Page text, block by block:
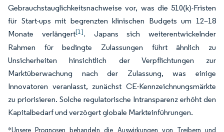
Gebrauchstauglichkeitsnachweise vor, was die 510(k)-Fristen
für Start-ups mit begrenzten klinischen Budgets um 12–18
Monate verlängert[1]. Japans sich weiterentwickelnder
Rahmen für bedingte Zulassungen führt ähnlich zu
Unsicherheiten hinsichtlich der Verpflichtungen zur
Marktüberwachung nach der Zulassung, was einige
Innovatoren veranlasst, zunächst CE-Kennzeichnungsmärkte
zu priorisieren. Solche regulatorische Intransparenz erhöht den
Kapitalbedarf und verzögert globale Markteinführungen.
*Unsere Prognosen behandeln die Auswirkungen von Treibern und